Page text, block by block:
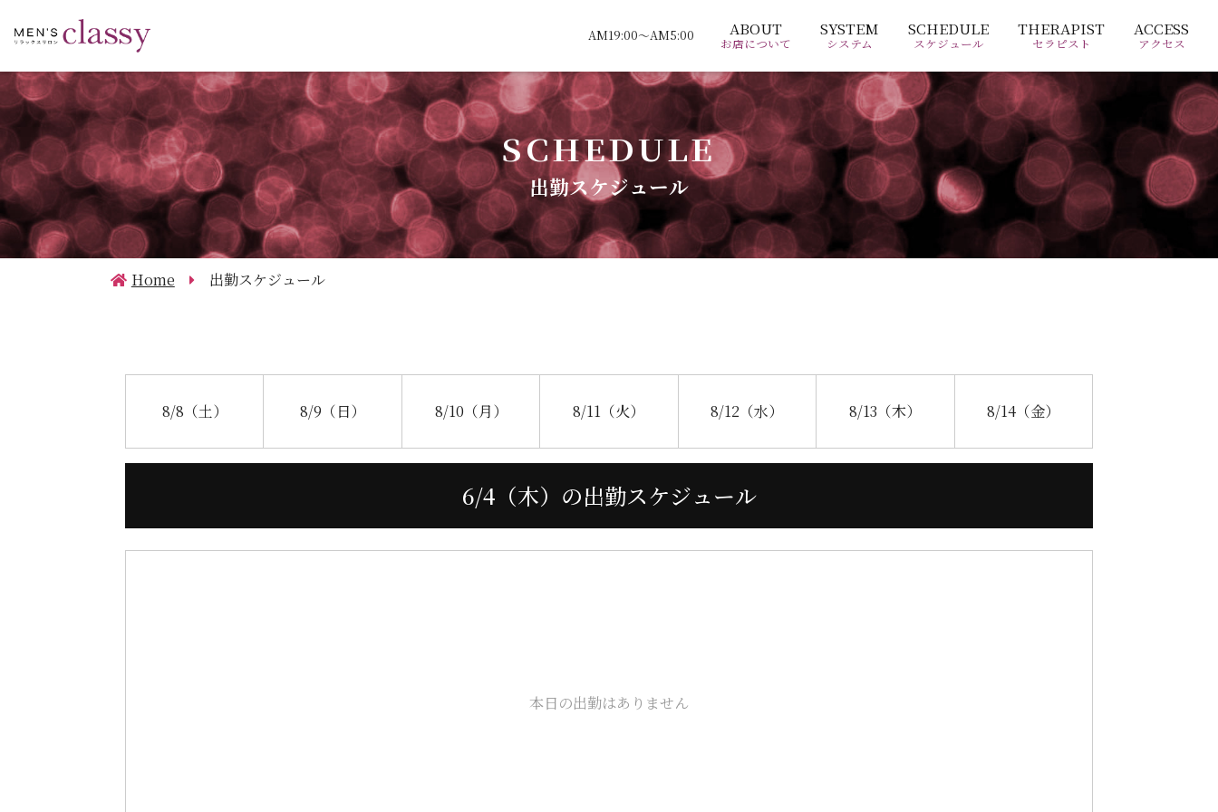
AM19:00～AM5:00 ABOUT
お店について
SYSTEM
システム
SCHEDULE
スケジュール
THERAPIST
セラピスト
ACCESS
アクセス
出勤スケジュール
Home 出勤スケジュール
8/8 （土） 8/9 （日） 8/10 （月） 8/11 （火） 8/12 （水） 8/13 （木） 8/14 （金）
6/4（木）の出勤スケジュール
本日の出勤はありません